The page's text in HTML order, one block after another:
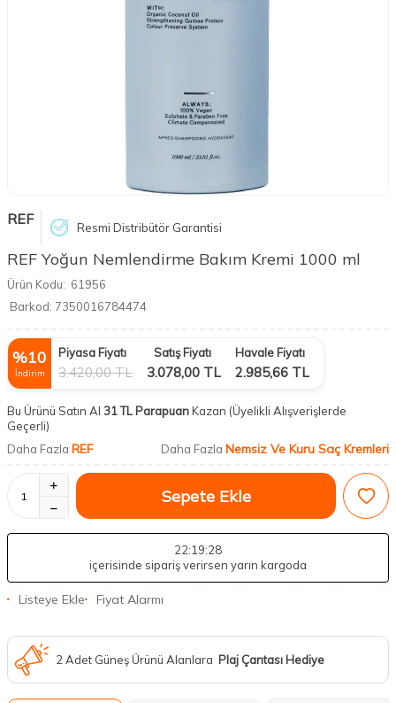
REF Resmi Distribütör Garantisi
REF Yoğun Nemlendirme Bakım Kremi 1000 ml
Ürün Kodu: 61956
Barkod: 7350016784474
%10
İndirim
Piyasa Fiyatı
3.420,00TL
Satış Fiyatı
3.078,00 TL
Havale Fiyatı
2.985,66 TL
Bu Ürünü Satın Al 31 TL ParapuanKazan (Üyelikli Alışverişlerde
Geçerli)
Daha Fazla REF Daha Fazla Nemsiz Ve Kuru Saç Kremleri
Sepete Ekle
22:19:27
içerisinde sipariş verirsen yarın kargoda
Listeye Ekle Fiyat Alarmı
2 Adet Güneş Ürünü Alanlara Plaj Çantası Hediye